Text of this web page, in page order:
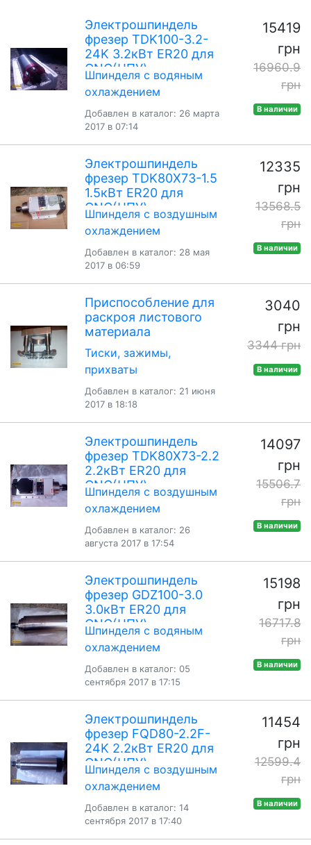
Электрошпиндель
фрезер TDK100-3.2-
24K 3.2кВт ER20 для
CNC(ЧПУ)
Шпинделя с водяным
охлаждением
Добавлен в каталог: 26 марта
2017 в 07:14
15419
грн
16960.9
грн
В наличии
Электрошпиндель
фрезер TDK80X73-1.5
1.5кВт ER20 для
CNC(ЧПУ)
Шпинделя с воздушным
охлаждением
Добавлен в каталог: 28 мая
2017 в 06:59
12335
грн
13568.5
грн
В наличии
Приспособление для
раскроя листового
материала
Тиски, зажимы,
прихваты
Добавлен в каталог: 21 июня
2017 в 18:18
3040
грн
3344 грн
В наличии
Электрошпиндель
фрезер TDK80X73-2.2
2.2кВт ER20 для
CNC(ЧПУ)
Шпинделя с воздушным
охлаждением
Добавлен в каталог: 26
августа 2017 в 17:54
14097
грн
15506.7
грн
В наличии
Электрошпиндель
фрезер GDZ100-3.0
3.0кВт ER20 для
CNC(ЧПУ)
Шпинделя с водяным
охлаждением
Добавлен в каталог: 05
сентября 2017 в 17:15
15198
грн
16717.8
грн
В наличии
Электрошпиндель
фрезер FQD80-2.2F-
24K 2.2кВт ER20 для
CNC(ЧПУ)
Шпинделя с воздушным
охлаждением
Добавлен в каталог: 14
сентября 2017 в 17:40
11454
грн
12599.4
грн
В наличии